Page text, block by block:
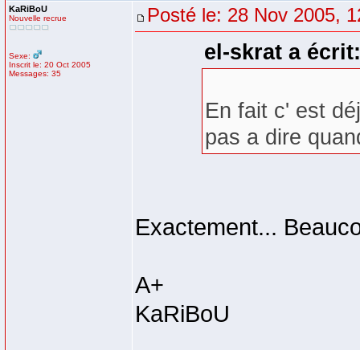
KaRiBoU
Nouvelle recrue
Sexe:
Inscrit le: 20 Oct 2005
Messages: 35
Posté le: 28 Nov 2005,
el-skrat a écrit:
En fait c' est
pas a dire
Exactement...
A+
KaRiBoU